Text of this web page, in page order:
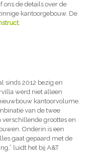
ons de details over de
kantoorgebouw. De
.
sinds 2012 bezig en
werd niet alleen
kantoorvolume.
van de twee
verschillende groottes en
Onderin is een
gaat gepaard met de
luidt het bij A&T